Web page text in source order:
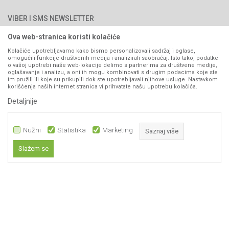
Kontakt
Pravo na odustajanje
Reklamacije
Povraćaj sredstava
Zamjena artikala
Plaćanje karticama
VIBER I SMS NEWSLETTER
PRATITE NAS
Ova web-stranica koristi kolačiće
Kolačiće upotrebljavamo kako bismo personalizovali sadržaj i oglase,
omogućili funkcije društvenih medija i analizirali saobraćaj. Isto tako, podatke
o vašoj upotrebi naše web-lokacije delimo s partnerima za društvene medije,
oglašavanje i analizu, a oni ih mogu kombinovati s drugim podacima koje ste
im pružili ili koje su prikupili dok ste upotrebljavali njihove usluge. Nastavkom
korišćenja naših internet stranica vi prihvatate našu upotrebu kolačića.
Detaljnije
Nužni Statistika Marketing Saznaj više
Slažem se